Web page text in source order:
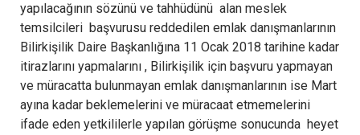
yapılacağının sözünü ve tahhüdünü alan meslek
temsilcileri başvurusu reddedilen emlak danışmanlarının
Bilirkişilik Daire Başkanlığına 11 Ocak 2018 tarihine kadar
itirazlarını yapmalarını , Bilirkişilik için başvuru yapmayan
ve müracatta bulunmayan emlak danışmanlarının ise Mart
ayına kadar beklemelerini ve müracaat etmemelerini
ifade eden yetkililerle yapılan görüşme sonucunda heyet